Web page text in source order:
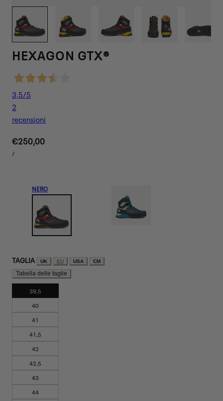
HEXAGON GTX®
3,5/5
2
recensioni
Prezzo
normale
€250,00
UNITARIO
/PER
NERO
TAGLIA UK EU USA CM
Tabella delle taglie
39,5
40
41
41,5
42
42,5
43
44